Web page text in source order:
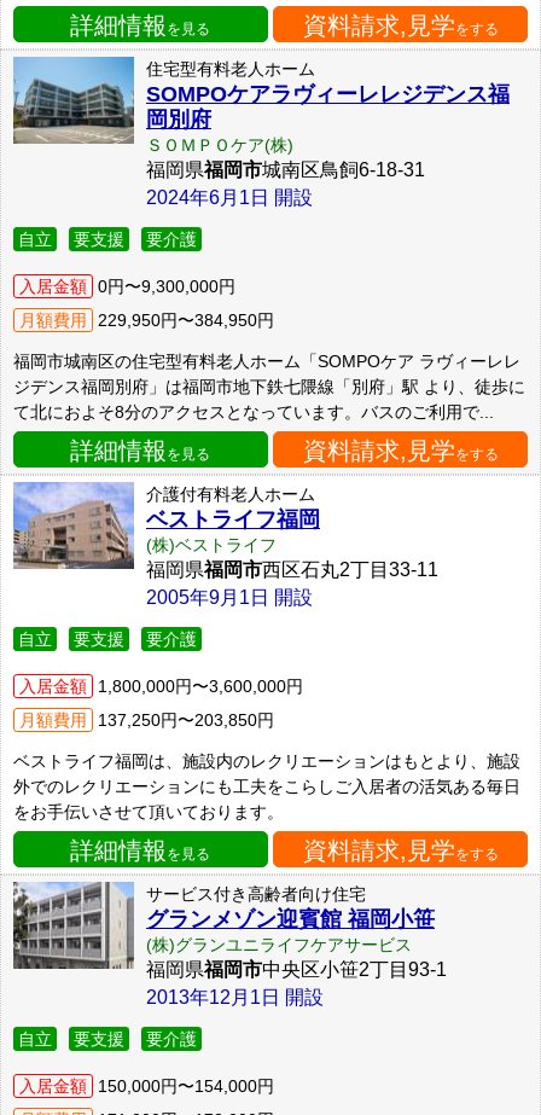
詳細情報 を見る 資料請求,見学をする
住宅型有料老人ホーム
SOMPOケアラヴィーレレジデンス福
岡別府
ＳＯＭＰＯケア(株)
福岡県福岡市城南区鳥飼6-18-31
2024年6月1日 開設
自立 要支援 要介護
入居金額 0円〜9,300,000円
月額費用
229,950円〜384,950円
福岡市城南区の住宅型有料老人ホーム「SOMPOケア ラヴィーレレ
ジデンス福岡別府」は福岡市地下鉄七隈線「別府」駅 より、徒歩に
て北におよそ8分のアクセスとなっています。バスのご利用で...
詳細情報 を見る 資料請求,見学をする
介護付有料老人ホーム
ベストライフ福岡
(株)ベストライフ
福岡県福岡市西区石丸2丁目33-11
2005年9月1日 開設
自立 要支援 要介護
入居金額
1,800,000円〜3,600,000円
月額費用
137,250円〜203,850円
ベストライフ福岡は、施設内のレクリエーションはもとより、施設
外でのレクリエーションにも工夫をこらしご入居者の活気ある毎日
をお手伝いさせて頂いております。
詳細情報 を見る 資料請求,見学をする
サービス付き高齢者向け住宅
グランメゾン迎賓館 福岡小笹
(株)グランユニライフケアサービス
福岡県福岡市中央区小笹2丁目93-1
2013年12月1日 開設
自立 要支援 要介護
入居金額
150,000円〜154,000円